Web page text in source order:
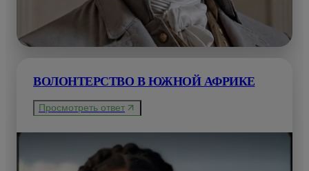
ВОЛОНТЕРСТВО В ЮЖНОЙ АФРИКЕ
Просмотреть ответ